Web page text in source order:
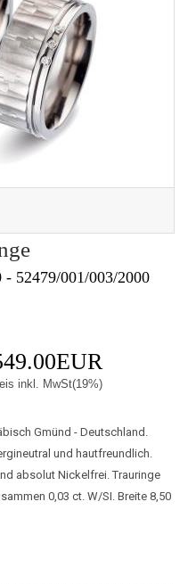
52479/001/003/2000
inkl. MwSt(19%)
Gmünd - Deutschland.
und hautfreundlich.
absolut Nickelfrei. Trauringe
0,03 ct. W/SI. Breite 8,50